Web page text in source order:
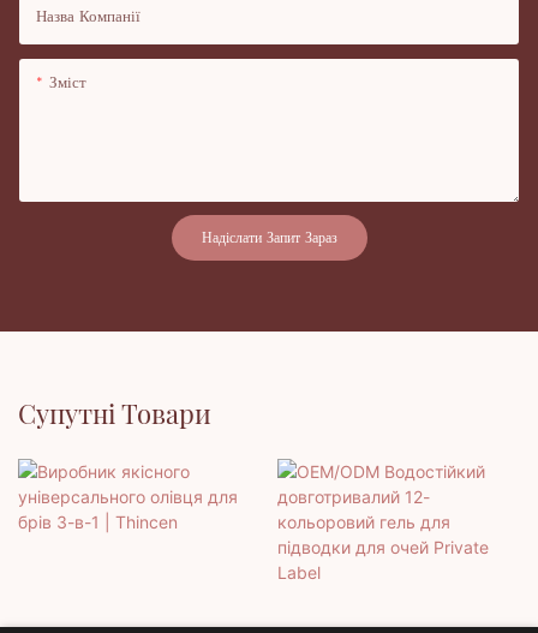
Назва Компанії
Зміст
Надіслати Запит Зараз
Супутні Товари